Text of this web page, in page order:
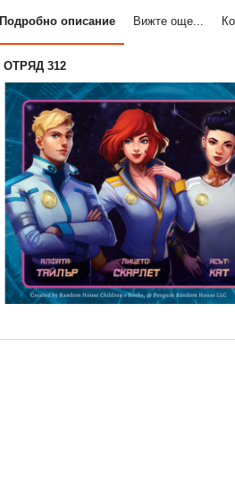
Подробно описание Вижте още...
ОТРЯД 312